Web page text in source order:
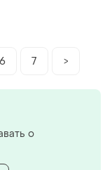
6 7 >
о